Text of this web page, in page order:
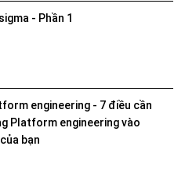
- Phần 1
engineering - 7 điều cần
Platform engineering vào
bạn